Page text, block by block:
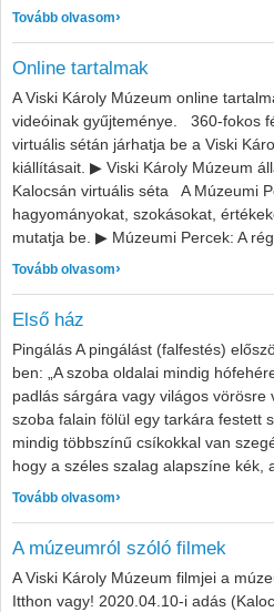
Tovább olvasom: Múzeumpedagógiai
Online tartalmak
A Viski Károly Múzeum online
videóinak gyűjteménye. 360-fokos
virtuális sétán járhatja be a Viski
kiállításait. ▶ Viski Károly Múzeum
Kalocsán virtuális séta A Múzeumi
hagyományokat, szokásokat,
mutatja be. ▶ Múzeumi Percek: A
Tovább olvasom: Online tartalmak
Első ház
Pingálás A pingálást (falfestés)
ben: „A szoba oldalai mindig
padlás sárgára vagy világos
szoba falain fölül egy tarkára festett
mindig többszínű csíkokkal van
hogy a széles szalag alapszíne kék,
Tovább olvasom: Első ház
A múzeumról szóló filmek
A Viski Károly Múzeum filmjei a
Itthon vagy! 2020.04.10-i adás